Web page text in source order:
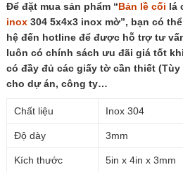
inox
mờ
số
lượng
Để đặt mua sản phẩm “Bản lề cối lá
inox304 5x4x3 inox mờ”, bạn có
hệ đến hotline để được hỗ trợ tư
luôn có chính sách ưu đãi giá tốt
có đầy đủ các giấy tờ cần thiết
cho dự án, công ty…
Chất liệu Inox 304
Độ dày 3mm
Kích thước 5in x 4in x 3mm